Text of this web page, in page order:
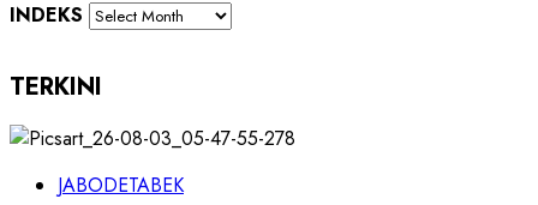
INDEKS
TERKINI
JABODETABEK